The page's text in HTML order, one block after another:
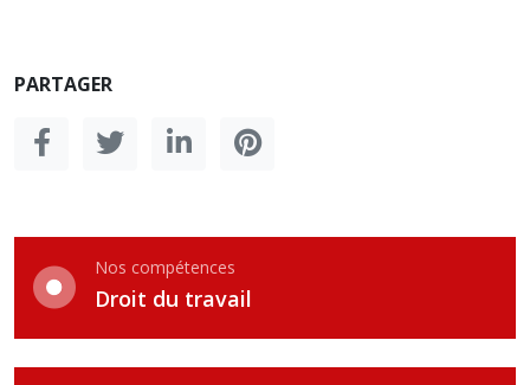
PARTAGER
Nos compétences
Droit du travail